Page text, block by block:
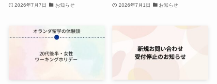
2026年7月7日 お知らせ 2026年7月1日 お知らせ